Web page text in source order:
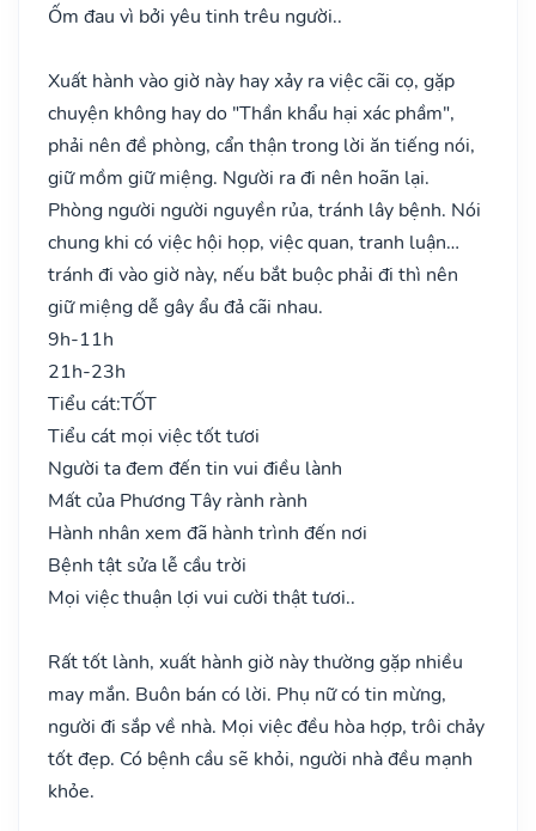
Ốm đau vì bởi yêu tinh trêu người..
Xuất hành vào giờ này hay xảy ra việc cãi cọ, gặp
chuyện không hay do "Thần khẩu hại xác phầm",
phải nên đề phòng, cẩn thận trong lời ăn tiếng nói,
giữ mồm giữ miệng. Người ra đi nên hoãn lại.
Phòng người người nguyền rủa, tránh lây bệnh. Nói
chung khi có việc hội họp, việc quan, tranh luận…
tránh đi vào giờ này, nếu bắt buộc phải đi thì nên
giữ miệng dễ gây ẩu đả cãi nhau.
9h-11h
21h-23h
Tiểu cát:TỐT
Tiểu cát mọi việc tốt tươi
Người ta đem đến tin vui điều lành
Mất của Phương Tây rành rành
Hành nhân xem đã hành trình đến nơi
Bệnh tật sửa lễ cầu trời
Mọi việc thuận lợi vui cười thật tươi..
Rất tốt lành, xuất hành giờ này thường gặp nhiều
may mắn. Buôn bán có lời. Phụ nữ có tin mừng,
người đi sắp về nhà. Mọi việc đều hòa hợp, trôi chảy
tốt đẹp. Có bệnh cầu sẽ khỏi, người nhà đều mạnh
khỏe.